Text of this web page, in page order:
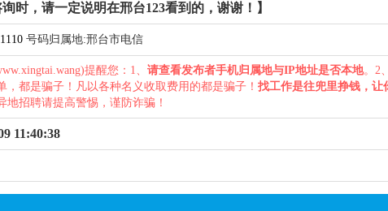
询时，请一定说明在邢台123看到的，谢谢！】
号码归属地:邢台市电信
提醒您：1、 请查看发布者手机归属地与IP地址是否本地。2
，都是骗子！凡以各种名义收取费用的都是骗子！ 找工作是往兜里挣钱，让
地招聘请提高警惕，谨防诈骗！
11:40:38